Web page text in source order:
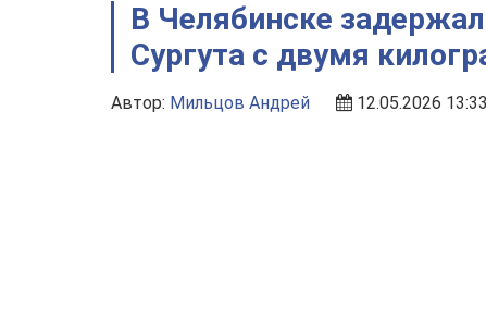
В Челябинске
Сургута с двумя
Автор: Мильцов Андрей 12.05.2026 13:33